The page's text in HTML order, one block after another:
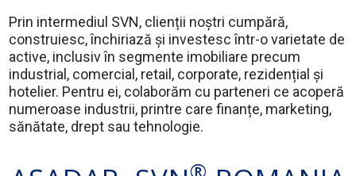
Prin intermediul SVN, clienții noștri cumpără,
construiesc, închiriază și investesc într-o varietate de
active, inclusiv în segmente imobiliare precum
industrial, comercial, retail, corporate, rezidențial și
hotelier. Pentru ei, colaborăm cu parteneri ce acoperă
numeroase industrii, printre care finanțe, marketing,
sănătate, drept sau tehnologie.